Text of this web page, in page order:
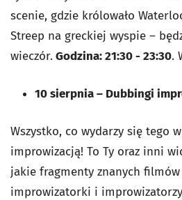
scenie, gdzie królowało
Streep na greckiej wyspie –
wieczór. Godzina: 21:30 - 23:30.
10 sierpnia– Dubbingi
Wszystko, co wydarzy się tego
improwizacją! To Ty oraz inni
jakie fragmenty znanych
improwizatorki i